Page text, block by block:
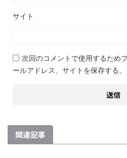
サイト
次回のコメントで使用するため
ールアドレス、サイトを保存する。
関連記事